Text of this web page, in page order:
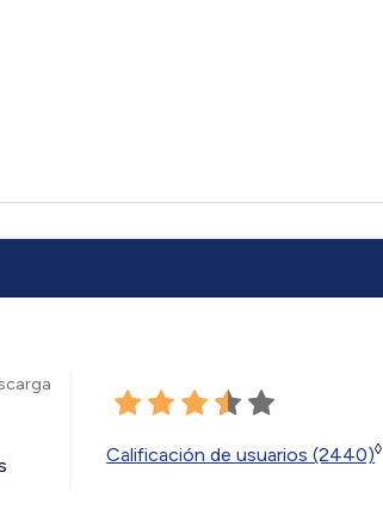
Calificación de usuarios (2440)◊